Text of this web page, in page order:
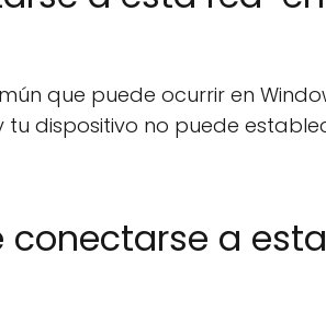
que puede ocurrir en
dispositivo no puede
conectarse a esta